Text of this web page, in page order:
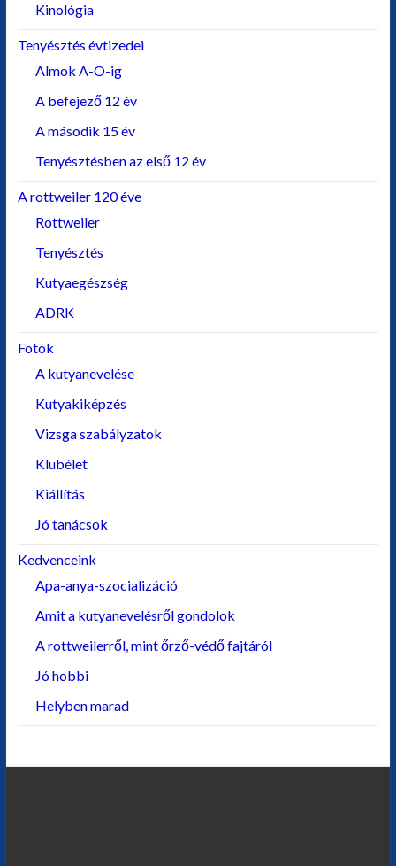
Kinológia
Tenyésztés évtizedei
Almok A-O-ig
A befejező 12 év
A második 15 év
Tenyésztésben az első 12 év
A rottweiler 120 éve
Rottweiler
Tenyésztés
Kutyaegészség
ADRK
Fotók
A kutyanevelése
Kutyakiképzés
Vizsga szabályzatok
Klubélet
Kiállítás
Jó tanácsok
Kedvenceink
Apa-anya-szocializáció
Amit a kutyanevelésről gondolok
A rottweilerről, mint őrző-védő fajtáról
Jó hobbi
Helyben marad